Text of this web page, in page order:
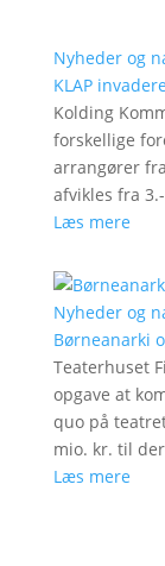
Nyheder og
KLAP
Kolding
forskellige
arrangører
afvikles fra
Læs mere
Nyheder og
Børneanarki
Teaterhuset
opgave at
quo på
mio. kr. til
Læs mere